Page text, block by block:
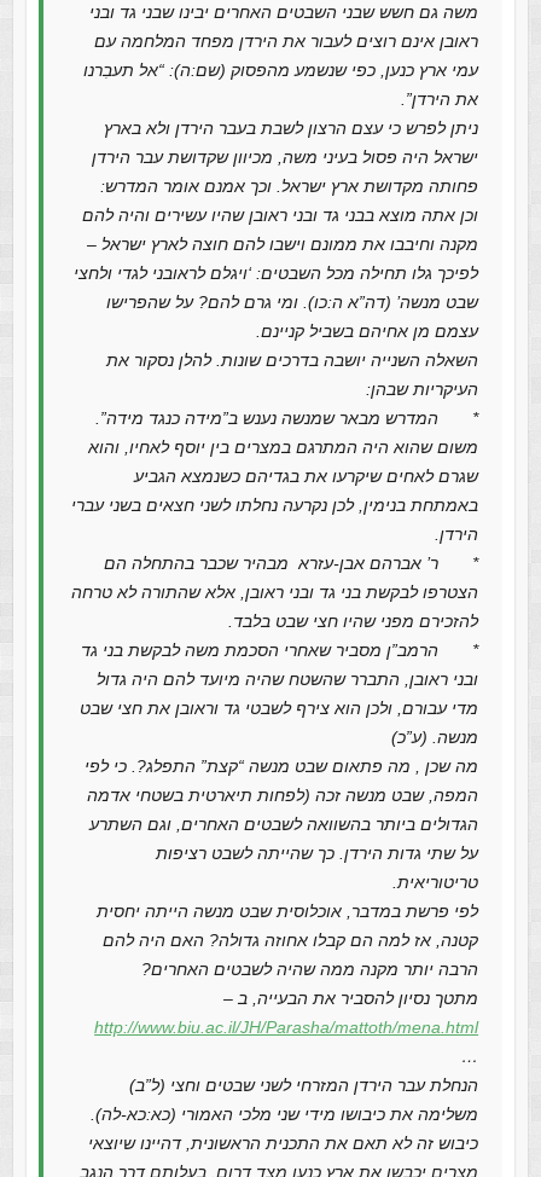
משה גם חשש שבני השבטים האחרים יבינו שבני גד ובני
ראובן אינם רוצים לעבור את הירדן מפחד המלחמה עם
עמי ארץ כנען, כפי שנשמע מהפסוק (שם:ה): “אל תעבִרנו
את הירדן”.
ניתן לפרש כי עצם הרצון לשבת בעבר הירדן ולא בארץ
ישראל היה פסול בעיני משה, מכיוון שקדושת עבר הירדן
פחותה מקדושת ארץ ישראל. וכך אמנם אומר המדרש:
וכן אתה מוצא בבני גד ובני ראובן שהיו עשירים והיה להם
מקנה וחיבבו את ממונם וישבו להם חוצה לארץ ישראל –
לפיכך גלו תחילה מכל השבטים: ‘ויגלם לראובני לגדי ולחצי
שבט מנשה’ (דה”א ה:כו). ומי גרם להם? על שהפרישו
עצמם מן אחיהם בשביל קניינם.
השאלה השנייה יושבה בדרכים שונות. להלן נסקור את
העיקריות שבהן:
* המדרש מבאר שמנשה נענש ב”מידה כנגד מידה”.
משום שהוא היה המתרגם במצרים בין יוסף לאחיו, והוא
שגרם לאחים שיקרעו את בגדיהם כשנמצא הגביע
באמתחת בנימין, לכן נקרעה נחלתו לשני חצאים בשני עברי
הירדן.
* ר’ אברהם אבן-עזרא מבהיר שכבר בהתחלה הם
הצטרפו לבקשת בני גד ובני ראובן, אלא שהתורה לא טרחה
להזכירם מפני שהיו חצי שבט בלבד.
* הרמב”ן מסביר שאחרי הסכמת משה לבקשת בני גד
ובני ראובן, התברר שהשטח שהיה מיועד להם היה גדול
מדי עבורם, ולכן הוא צירף לשבטי גד וראובן את חצי שבט
מנשה. (ע”כ)
מה שכן , מה פתאום שבט מנשה “קצת” התפלג?. כי לפי
המפה, שבט מנשה זכה (לפחות תיארטית בשטחי אדמה
הגדולים ביותר בהשוואה לשבטים האחרים, וגם השתרע
על שתי גדות הירדן. כך שהייתה לשבט רציפות
טריטוריאית.
לפי פרשת במדבר, אוכלוסית שבט מנשה הייתה יחסית
קטנה, אז למה הם קבלו אחוזה גדולה? האם היה להם
הרבה יותר מקנה ממה שהיה לשבטים האחרים?
מתטך נסיון להסביר את הבעייה, ב –
http://www.biu.ac.il/JH/Parasha/mattoth/mena.html
…
הנחלת עבר הירדן המזרחי לשני שבטים וחצי (ל”ב)
משלימה את כיבושו מידי שני מלכי האמורי (כא:כא-לה).
כיבוש זה לא תאם את התכנית הראשונית, דהיינו שיוצאי
מצרים יכבשו את ארץ כנען מצד דרום, בעלותם דרך הנגב